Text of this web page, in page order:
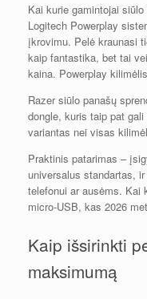
Kai kurie gamintojai
Logitech Powerplay
įkrovimu. Pelė kraunasi
kaip fantastika, bet tai
kaina. Powerplay
Razer siūlo panašų
dongle, kuris taip pat
variantas nei visas
Praktinis patarimas –
universalus standartas,
telefonui ar ausėms. Kai
micro-USB, kas 2026
Kaip išsirinkti
maksimumą